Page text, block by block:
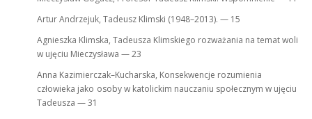
Artur Andrzejuk, Tadeusz Klimski (1948–2013). — 15
Agnieszka Klimska, Tadeusza Klimskiego rozważania na temat woli
w ujęciu Mieczysława — 23
Anna Kazimierczak–Kucharska, Konsekwencje rozumienia
człowieka jako osoby w katolickim nauczaniu społecznym w ujęciu
Tadeusza — 31